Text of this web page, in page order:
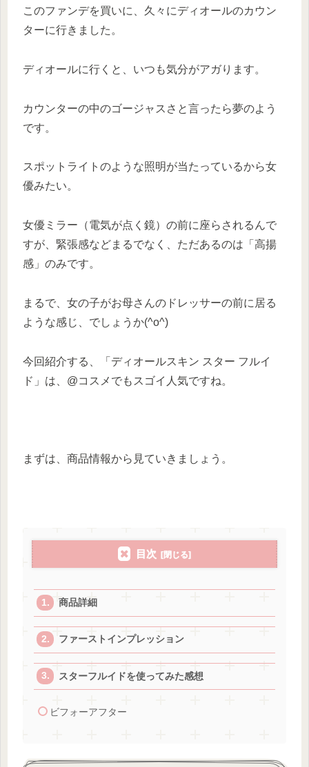
このファンデを買いに、久々にディオールのカウン
ターに行きました。
ディオールに行くと、いつも気分がアガります。
カウンターの中のゴージャスさと言ったら夢のよう
です。
スポットライトのような照明が当たっているから女
優みたい。
女優ミラー（電気が点く鏡）の前に座らされるんで
すが、緊張感などまるでなく、ただあるのは「高揚
感」のみです。
まるで、女の子がお母さんのドレッサーの前に居る
ような感じ、でしょうか(^o^)
今回紹介する、「ディオールスキン スター フルイ
ド」は、@コスメでもスゴイ人気ですね。
まずは、商品情報から見ていきましょう。
目次
商品詳細
ファーストインプレッション
スターフルイドを使ってみた感想
ビフォーアフター